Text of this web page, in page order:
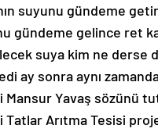
suyunu gündeme
gündeme gelince ret
suya kim ne
ay sonra aynı
Yavaş sözünü
Arıtma Tesisi